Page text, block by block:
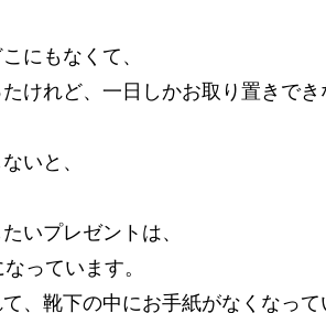
にもなくて、
れど、一日しかお取り置きでき
いと、
いプレゼントは、
っています。
、靴下の中にお手紙がなくなって